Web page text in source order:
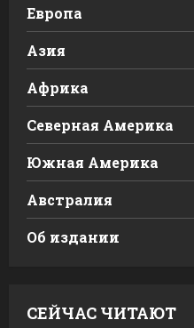
Европа
Азия
Африка
Северная Америка
Южная Америка
Австралия
Об издании
СЕЙЧАС ЧИТАЮТ